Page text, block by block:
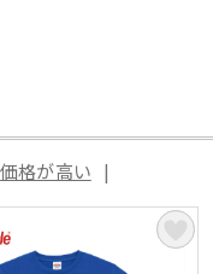
価格が高い |